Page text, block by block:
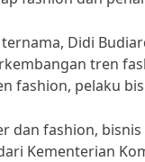
Didi
tren
fashion, pelaku
dan fashion,
Kementerian